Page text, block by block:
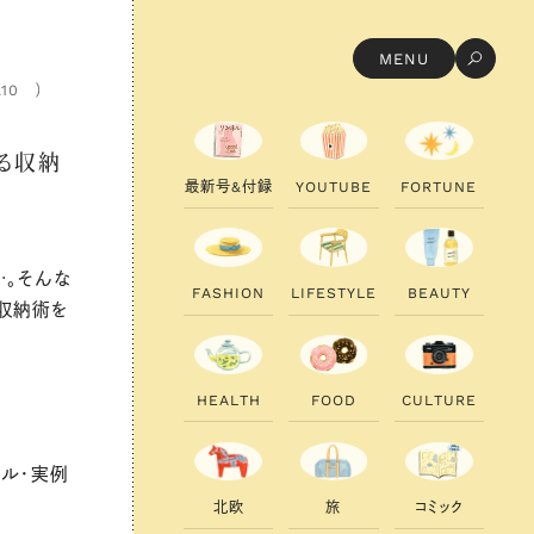
MENU
収納
そんな
納術を
・実例
最新号&付録 YOUTU B E FORTU N E
FAS H ION LI FESTYLE B EAUTY
H EALTH FOOD CU LTU RE
北欧 旅 コ ミ ック